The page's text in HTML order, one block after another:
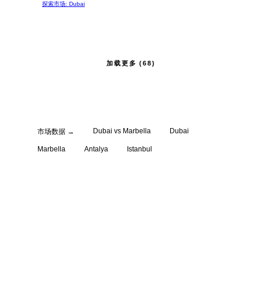
区氛围，因此，针对这一人群的投资者需要调整策
探索市场: Dubai
加载更多 (68)
市场数据 → Dubai vs Marbella Dubai
Marbella Antalya Istanbul